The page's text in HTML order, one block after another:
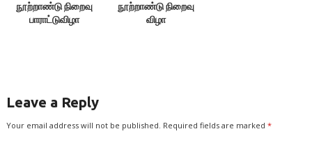
நூற்றாண்டு நிறைவு
பாராட்டுவிழா
நூற்றாண்டு நிறைவு
விழா
Leave a Reply
Your email address will not be published. Required fields are marked *